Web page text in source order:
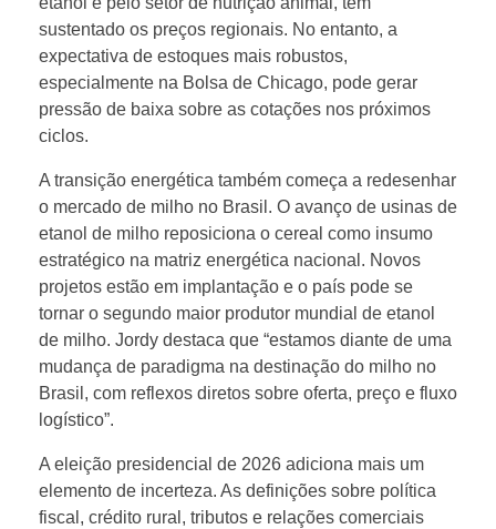
a
s
o
j
a
e
m
i
l
sustentado os preços regionais. No entanto, a
expectativa de estoques mais robustos,
especialmente na Bolsa de Chicago, pode gerar
pressão de baixa sobre as cotações nos próximos
ciclos.
A transição energética também começa a redesenhar
o mercado de milho no Brasil. O avanço de usinas de
etanol de milho reposiciona o cereal como insumo
estratégico na matriz energética nacional. Novos
projetos estão em implantação e o país pode se
tornar o segundo maior produtor mundial de etanol
de milho. Jordy destaca que “estamos diante de uma
mudança de paradigma na destinação do milho no
Brasil, com reflexos diretos sobre oferta, preço e fluxo
logístico”.
A eleição presidencial de 2026 adiciona mais um
elemento de incerteza. As definições sobre política
fiscal, crédito rural, tributos e relações comerciais